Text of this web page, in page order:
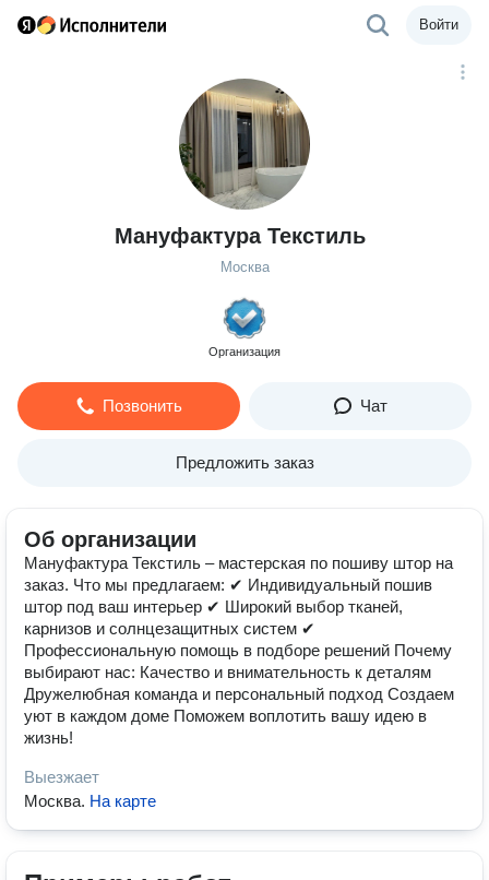
Войти
Мануфактура Текстиль
Москва
Организация
Позвонить Чат
Предложить заказ
Об организации
Мануфактура Текстиль – мастерская по пошиву штор на
заказ. Что мы предлагаем: ✔ Индивидуальный пошив
штор под ваш интерьер ✔ Широкий выбор тканей,
карнизов и солнцезащитных систем ✔
Профессиональную помощь в подборе решений Почему
выбирают нас: Качество и внимательность к деталям
Дружелюбная команда и персональный подход Создаем
уют в каждом доме Поможем воплотить вашу идею в
жизнь!
Выезжает
Москва. На карте